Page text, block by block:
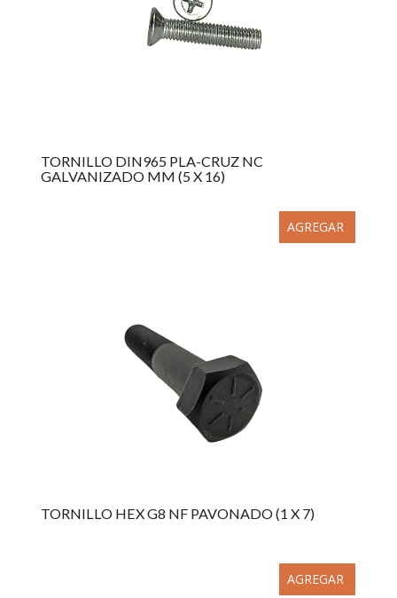
TORNILLO DIN965 PLA-CRUZ NC
GALVANIZADO MM (5 X 16)
AGREGAR
TORNILLO HEX G8 NF PAVONADO (1 X 7)
AGREGAR